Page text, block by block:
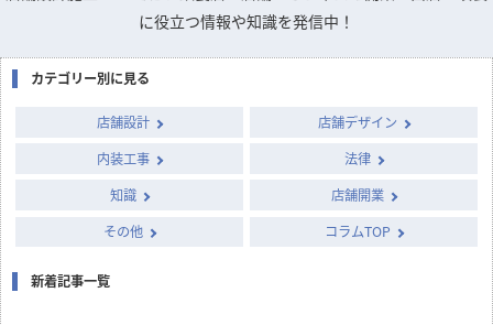
に役立つ情報や知識を発信中！
カテゴリー別に見る
店舗設計
店舗デザイン
内装工事
法律
知識
店舗開業
その他
コラムTOP
新着記事一覧